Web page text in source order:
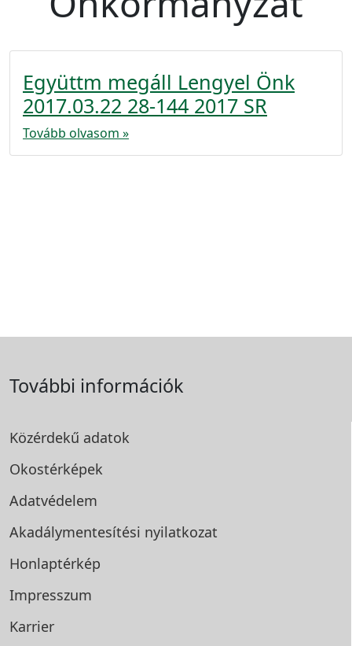
Együttm megáll Lengyel Önk
2017.03.22 28-144 2017 SR
Tovább olvasom »
További információk
Közérdekű adatok
Okostérképek
Adatvédelem
Akadálymentesítési nyilatkozat
Honlaptérkép
Impresszum
Karrier